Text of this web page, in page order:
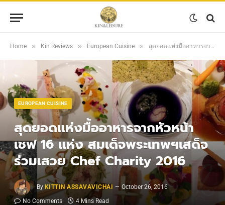
Home » Kin Reviews » European Cuisine » สุดยอดแห่งมื้ออาหารจากหัวหน้าเชฟ 16 แห่ง สมเด็จพระเทพฯเสด็จร่วมเสวย Chef Charity 2016
EUROPEAN CUISINE
สุดยอดแห่งมื้ออาหารจากหัวหน้า
เชฟ 16 แห่ง สมเด็จพระเทพฯเสด็จ
ร่วมเสวย Chef Charity 2016
By KITTIN ASSAVAVICHAI
October 26, 2016
No Comments
4 Mins Read